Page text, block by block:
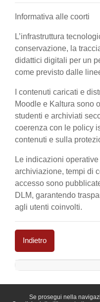
Se prosegui nella
Informativa alle coorti
L’infrastruttura
conservazione, la
didattici digitali per un
come previsto dalle
I contenuti caricati e
Moodle e Kaltura sono
studenti e archiviati
coerenza con le policy
contenuti e sulla
Le indicazioni
archiviazione, tempi di
accesso sono
DLM, garantendo
agli utenti coinvolti.
Indietro
Blocchi